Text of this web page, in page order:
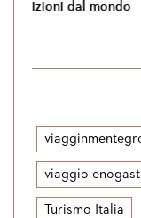
viaggio
Turismo Italia